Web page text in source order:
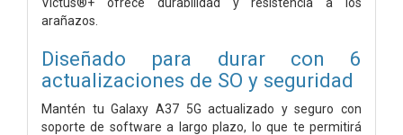
arañazos.
Diseñado para durar con 6
actualizaciones de SO y seguridad
Mantén tu Galaxy A37 5G actualizado y seguro con
soporte de software a largo plazo, lo que te permitirá